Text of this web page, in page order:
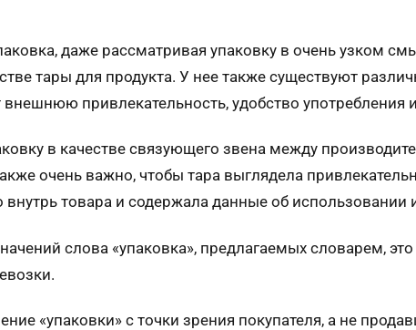
даже рассматривая упаковку в очень узком
тары для продукта. У нее также существуют
привлекательность, удобство употребления
в качестве связующего звена между
очень важно, чтобы тара выглядела
внутрь товара и содержала данные об использовании
слова «упаковка», предлагаемых словарем,
«упаковки» с точки зрения покупателя, а не